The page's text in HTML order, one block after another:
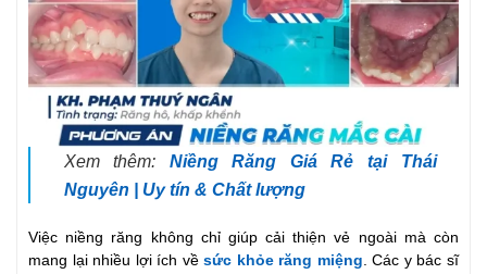
Xem thêm:
Niềng Răng Giá Rẻ tại Thái
Nguyên | Uy tín & Chất lượng
Việc niềng răng không chỉ giúp cải thiện vẻ ngoài mà còn
mang lại nhiều lợi ích vềsức khỏe răng miệng. Các y bác sĩ